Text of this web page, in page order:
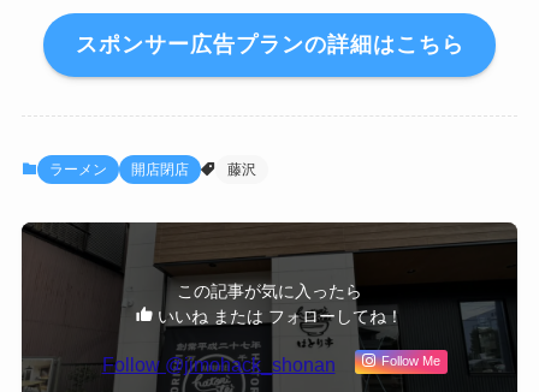
スポンサー広告プランの詳細はこちら
ラーメン 開店閉店 藤沢
この記事が気に入ったら
いいね または フォローしてね！
Follow @jimohack_shonan Follow Me